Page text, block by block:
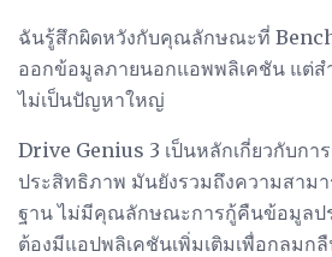
ฉันรู้สึกผิดหวังกับคุณลักษณะที่
ออกข้อมูลภายนอกแอพพลิเคชัน แต่ส
ไม่เป็นปัญหาใหญ่
Drive Genius 3 เป็นหลักเกี่ยวกับกา
ประสิทธิภาพ มันยังรวมถึงความสาม
ฐาน ไม่มีคุณลักษณะการกู้คืนข้อมูลป
ต้องมีแอปพลิเคชันเพิ่มเติมเพื่อกลมก